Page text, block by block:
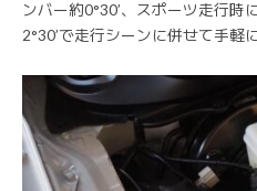
ンバー約0°30’、スポーツ走行時
2°30’で走行シーンに併せて手軽